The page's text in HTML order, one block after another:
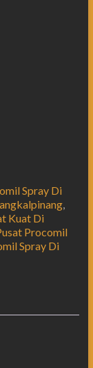
Spray Di
,
Kuat Di
Procomil
Spray Di